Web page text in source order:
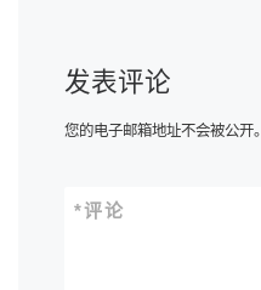
发表评论
您的电子邮箱地址不会被公开。
评论
*